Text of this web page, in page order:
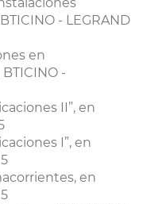
- LEGRAND
en
-
II”, en
I”, en
en